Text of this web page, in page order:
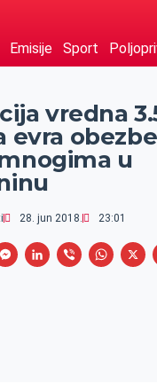
Emisije Sport
vredna
evra
u
28. jun 2018. 23:01
M
L
V
W
X